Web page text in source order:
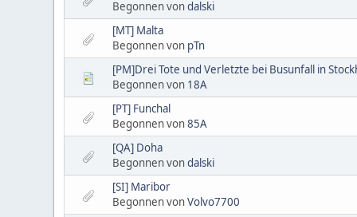
Begonnen vondalski
[MT] Malta
Begonnen von pTn
[PM]Drei Tote und Verletzte bei Busunfall in
Begonnen von 18A
[PT] Funchal
Begonnen von85A
[QA] Doha
Begonnen vondalski
[SI] Maribor
Begonnen vonVolvo7700